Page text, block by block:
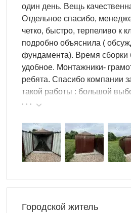
один день. Вещь
Отдельное спасибо,
четко, быстро, терпеливо к
подробно объяснила (
фундамента). Время сборки
удобное. Монтажники-
ребята. Спасибо компании
такой работы : большой
реальные цены.
Городской житель